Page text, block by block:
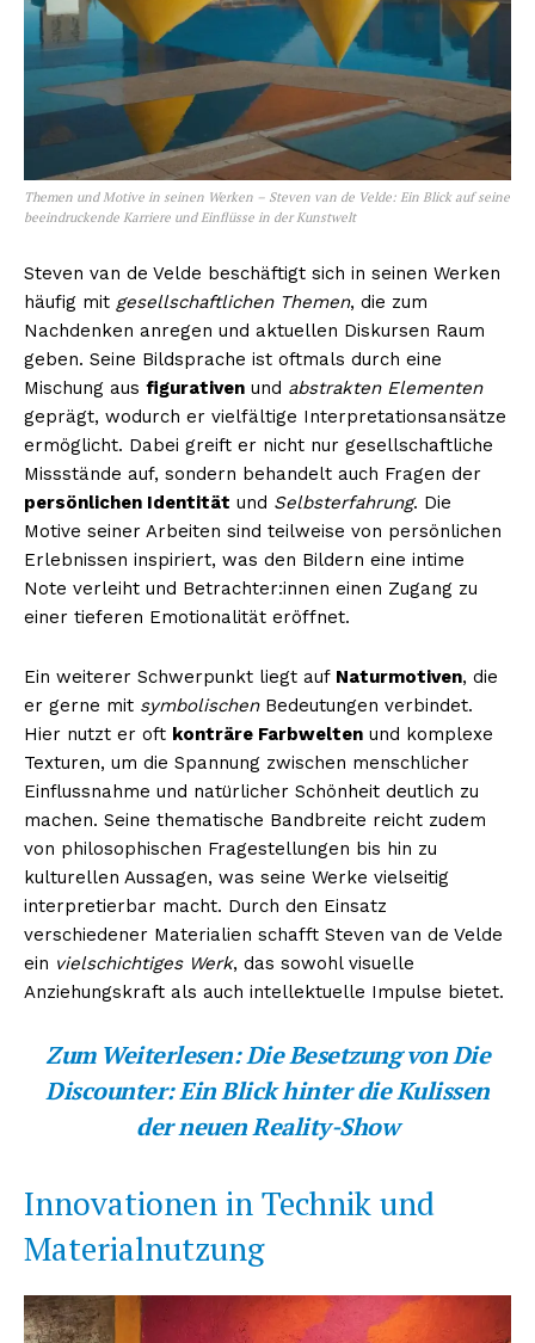
NEWSLETTER ABONNIEREN
Inhalte
Themen und Motive in seinen Werken – Steven van de Velde: Ein Blick auf seine
beeindruckende Karriere und Einflüsse in der Kunstwelt
Steven van de Velde beschäftigt sich in seinen Werken
häufig mit gesellschaftlichen Themen, die zum
Nachdenken anregen und aktuellen Diskursen Raum
geben. Seine Bildsprache ist oftmals durch eine
Mischung aus figurativen und abstrakten Elementen
geprägt, wodurch er vielfältige Interpretationsansätze
ermöglicht. Dabei greift er nicht nur gesellschaftliche
Missstände auf, sondern behandelt auch Fragen der
persönlichen Identität und Selbsterfahrung. Die
Motive seiner Arbeiten sind teilweise von persönlichen
Erlebnissen inspiriert, was den Bildern eine intime
Note verleiht und Betrachter:innen einen Zugang zu
einer tieferen Emotionalität eröffnet.
Ein weiterer Schwerpunkt liegt auf Naturmotiven, die
er gerne mit symbolischenBedeutungen verbindet.
Hier nutzt er oft konträre Farbwelten und komplexe
Texturen, um die Spannung zwischen menschlicher
Einflussnahme und natürlicher Schönheit deutlich zu
machen. Seine thematische Bandbreite reicht zudem
von philosophischen Fragestellungen bis hin zu
kulturellen Aussagen, was seine Werke vielseitig
interpretierbar macht. Durch den Einsatz
verschiedener Materialien schafft Steven van de Velde
ein vielschichtiges Werk, das sowohl visuelle
Anziehungskraft als auch intellektuelle Impulse bietet.
Zum Weiterlesen:Die Besetzung von Die
Discounter: Ein Blick hinter die Kulissen
der neuen Reality-Show
Innovationen in Technik und
Materialnutzung